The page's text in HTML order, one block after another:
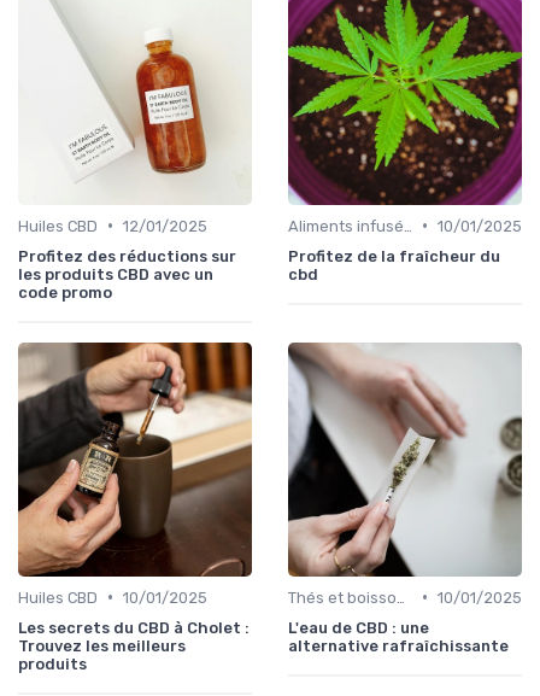
Huiles CBD • 12/01/2025
Profitez des réductions sur
les produits CBD avec un
code promo
• 10/01/2025
Profitez de la fraîcheur du
cbd
Huiles CBD • 10/01/2025
Les secrets du CBD à Cholet :
Trouvez les meilleurs
produits
• 10/01/2025
L'eau de CBD : une
alternative rafraîchissante